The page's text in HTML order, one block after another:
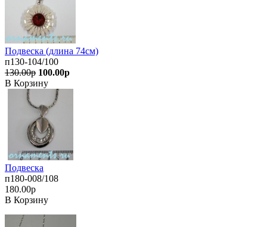
Подвеска (длина 74см)
п130-104/100
130.00р 100.00р
В Корзину
Подвеска
п180-008/108
180.00р
В Корзину